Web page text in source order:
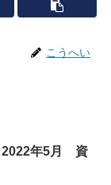
こうへい
2022年5月 資